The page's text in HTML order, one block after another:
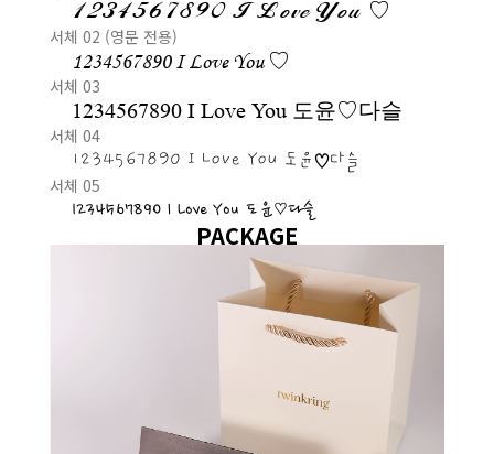
1234567890 I Love You ♡
서체 02 (영문 전용)
1234567890 I Love You ♡
서체 03
1234567890 I Love You 도윤♡다슬
서체 04
1234567890 I Love You 도윤♡다슬
서체 05
1234567890 I Love You 도윤♡다슬
PACKAGE